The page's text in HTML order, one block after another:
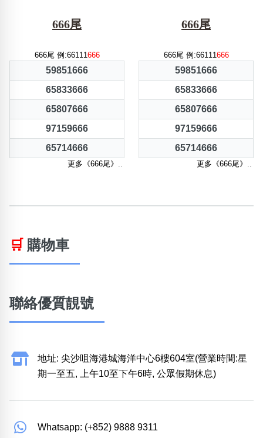
666尾
666尾 例:66111 666
59851666
65833666
65807666
97159666
65714666
更多《666尾》..
666尾
666尾 例:66111 666
59851666
65833666
65807666
97159666
65714666
更多《666尾》..
🛒 購物車
聯絡優質靚號
地址: 尖沙咀海港城海洋中心6樓604室(營業時間:星
期一至五, 上午10至下午6時, 公眾假期休息)
Whatsapp: (+852) 9888 9311